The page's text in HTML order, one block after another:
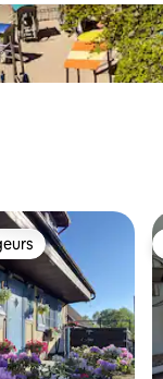
les plus appréciés